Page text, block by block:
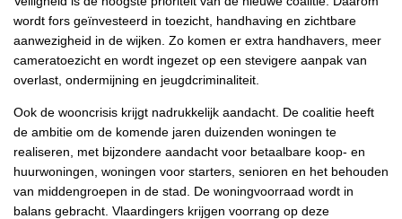
wordt fors geïnvesteerd in toezicht, handhaving en zichtbare
aanwezigheid in de wijken. Zo komen er extra handhavers, meer
cameratoezicht en wordt ingezet op een stevigere aanpak van
overlast, ondermijning en jeugdcriminaliteit.
Ook de wooncrisis krijgt nadrukkelijk aandacht. De coalitie heeft
de ambitie om de komende jaren duizenden woningen te
realiseren, met bijzondere aandacht voor betaalbare koop- en
huurwoningen, woningen voor starters, senioren en het behouden
van middengroepen in de stad. De woningvoorraad wordt in
balans gebracht. Vlaardingers krijgen voorrang op deze